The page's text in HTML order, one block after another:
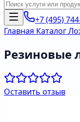
+7 (495)
Главная Каталог
Резиновые
Оставить отзыв